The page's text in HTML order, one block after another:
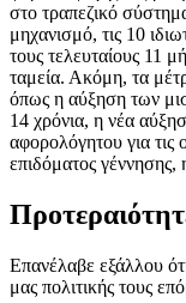
στο τραπεζικό
μηχανισμό, τις 10
τους τελευταίους 11
ταμεία. Ακόμη, τα
όπως η αύξηση των
14 χρόνια, η νέα
αφορολόγητου για τις
επιδόματος
Επανέλαβε εξάλλου
μας πολιτικής τους